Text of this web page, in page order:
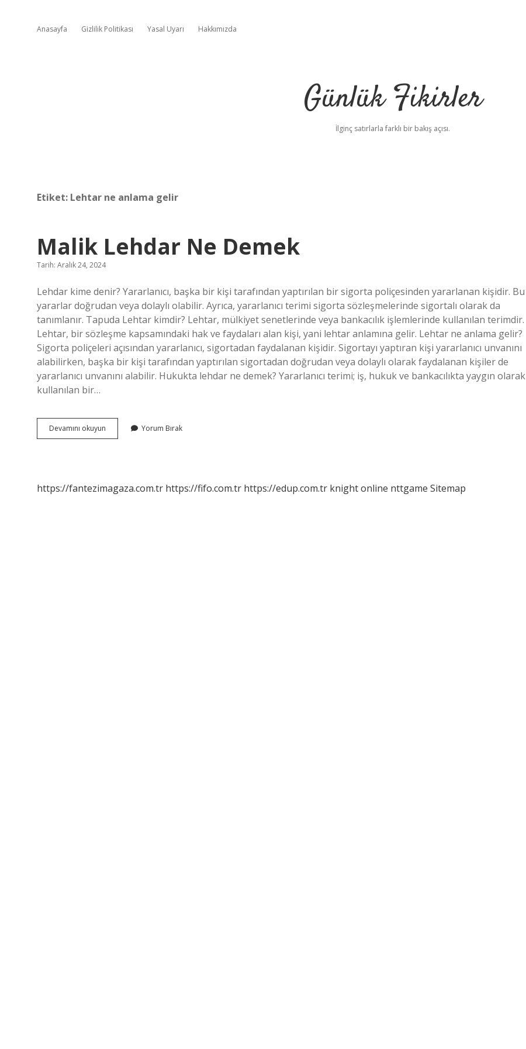
Anasayfa Gizlilik Politikası Yasal Uyarı Hakkımızda
Günlük Fikirler
İlginç satırlarla farklı bir bakış açısı.
Etiket: Lehtar ne anlama gelir
Malik Lehdar Ne Demek
Tarih: Aralık 24, 2024
Lehdar kime denir? Yararlanıcı, başka bir kişi tarafından yaptırılan bir sigorta poliçesinden yararlanan kişidir. Bu
yararlar doğrudan veya dolaylı olabilir. Ayrıca, yararlanıcı terimi sigorta sözleşmelerinde sigortalı olarak da
tanımlanır. Tapuda Lehtar kimdir? Lehtar, mülkiyet senetlerinde veya bankacılık işlemlerinde kullanılan terimdir.
Lehtar, bir sözleşme kapsamındaki hak ve faydaları alan kişi, yani lehtar anlamına gelir. Lehtar ne anlama gelir?
Sigorta poliçeleri açısından yararlanıcı, sigortadan faydalanan kişidir. Sigortayı yaptıran kişi yararlanıcı unvanını
alabilirken, başka bir kişi tarafından yaptırılan sigortadan doğrudan veya dolaylı olarak faydalanan kişiler de
yararlanıcı unvanını alabilir. Hukukta lehdar ne demek? Yararlanıcı terimi; iş, hukuk ve bankacılıkta yaygın olarak
kullanılan bir…
Devamını okuyun
Lehdar
Yorum Bırak
https://fantezimagaza.com.tr https://fifo.com.tr https://edup.com.tr knight online nttgame Sitemap